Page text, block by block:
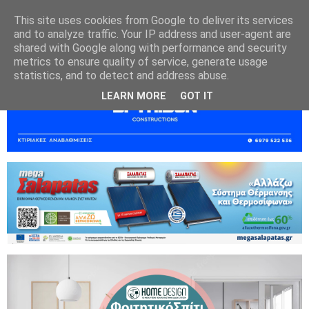
This site uses cookies from Google to deliver its services
and to analyze traffic. Your IP address and user-agent are
shared with Google along with performance and security
metrics to ensure quality of service, generate usage
statistics, and to detect and address abuse.
LEARN MORE GOT IT